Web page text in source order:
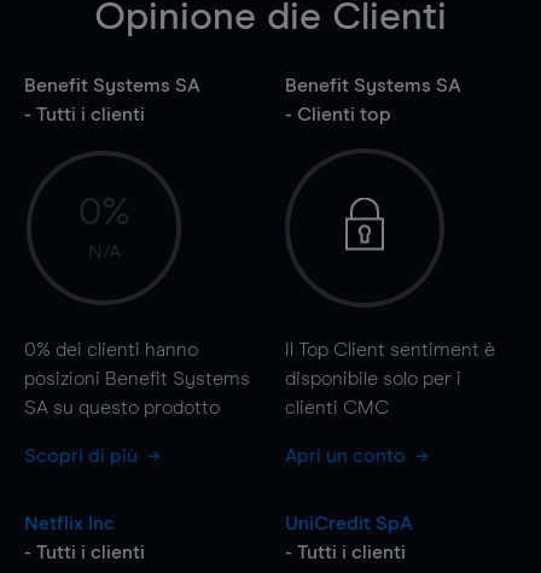
Opinione die Clienti
Benefit Systems SA
- Tutti i clienti
0%
N/A
0% dei clienti hanno
posizioni Benefit Systems
SA su questo prodotto
Scopri di più
Benefit Systems SA
- Clienti top
Il Top Client sentiment è
disponibile solo per i
clienti CMC
Apri un conto
Netflix Inc
- Tutti i clienti
UniCredit SpA
- Tutti i clienti